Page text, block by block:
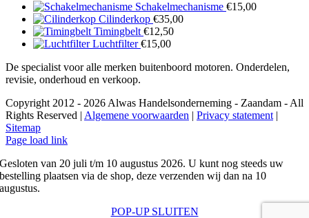
Schakelmechanisme €15,00
Cilinderkop €35,00
Timingbelt €12,50
Luchtfilter €15,00
De specialist voor alle merken buitenboord motoren. Onderdelen,
revisie, onderhoud en verkoop.
Copyright 2012 - 2026 Alwas Handelsonderneming - Zaandam - All
Rights Reserved | Algemene voorwaarden | Privacy statement |
Sitemap
Page load link
Gesloten van 20 juli t/m 10 augustus 2026. U kunt nog steeds uw
bestelling plaatsen via de shop, deze verzenden wij dan na 10
augustus.
POP-UP SLUITEN